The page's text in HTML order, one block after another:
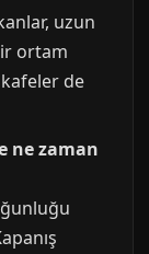
uzun
ortam
kafeler de
ne zaman